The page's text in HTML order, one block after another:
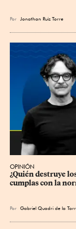
Por Jonathan Ruiz Torre
OPINIÓN
¿Quién destruye
cumplas con la
Por Gabriel Quadri de la